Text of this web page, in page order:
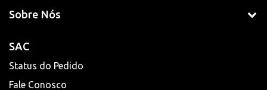
Sobre Nós
SAC
Status do Pedido
Fale Conosco